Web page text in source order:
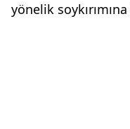
yönelik